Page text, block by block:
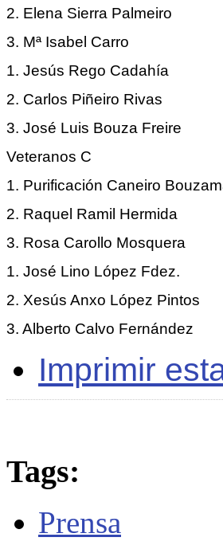
2. Elena Sierra Palmeiro
3. Mª Isabel Carro
1. Jesús Rego Cadahía
2. Carlos Piñeiro Rivas
3. José Luis Bouza Freire
Veteranos C
1. Purificación Caneiro
2. Raquel Ramil Hermida
3. Rosa Carollo Mosquera
1. José Lino López Fdez.
2. Xesús Anxo López Pintos
3. Alberto Calvo Fernández
Imprimir
Tags:
Prensa